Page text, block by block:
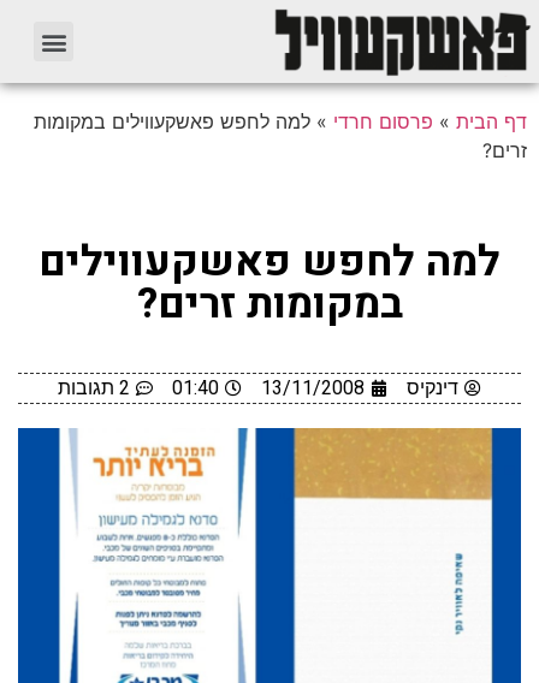
דף הבית » פרסום חרדי » למה לחפש פאשקעווילים במקומות
זרים?
למה לחפש פאשקעווילים
במקומות זרים?
דינקיס 13/11/2008
01:40 2 תגובות